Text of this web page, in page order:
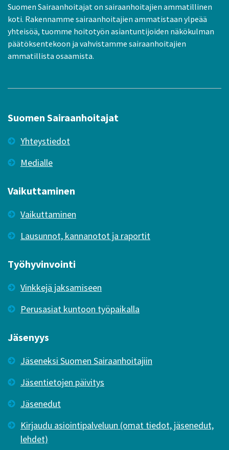
Suomen Sairaanhoitajat on sairaanhoitajien ammatillinen
koti. Rakennamme sairaanhoitajien ammatistaan ylpeää
yhteisöä, tuomme hoitotyön asiantuntijoiden näkökulman
päätöksentekoon ja vahvistamme sairaanhoitajien
ammatillista osaamista.
Suomen Sairaanhoitajat
Yhteystiedot
Medialle
Vaikuttaminen
Vaikuttaminen
Lausunnot, kannanotot ja raportit
Työhyvinvointi
Vinkkejä jaksamiseen
Perusasiat kuntoon työpaikalla
Jäsenyys
Jäseneksi Suomen Sairaanhoitajiin
Jäsentietojen päivitys
Jäsenedut
Kirjaudu asiointipalveluun (omat tiedot, jäsenedut,
lehdet)